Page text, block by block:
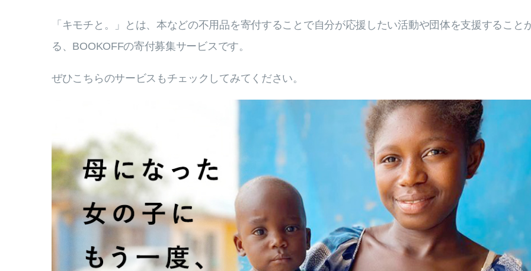
「キモチと。」とは、本などの不用品を寄付することで自分が応援したい活動や団体を支援すること
る、BOOKOFFの寄付募集サービスです。
ぜひこちらのサービスもチェックしてみてください。